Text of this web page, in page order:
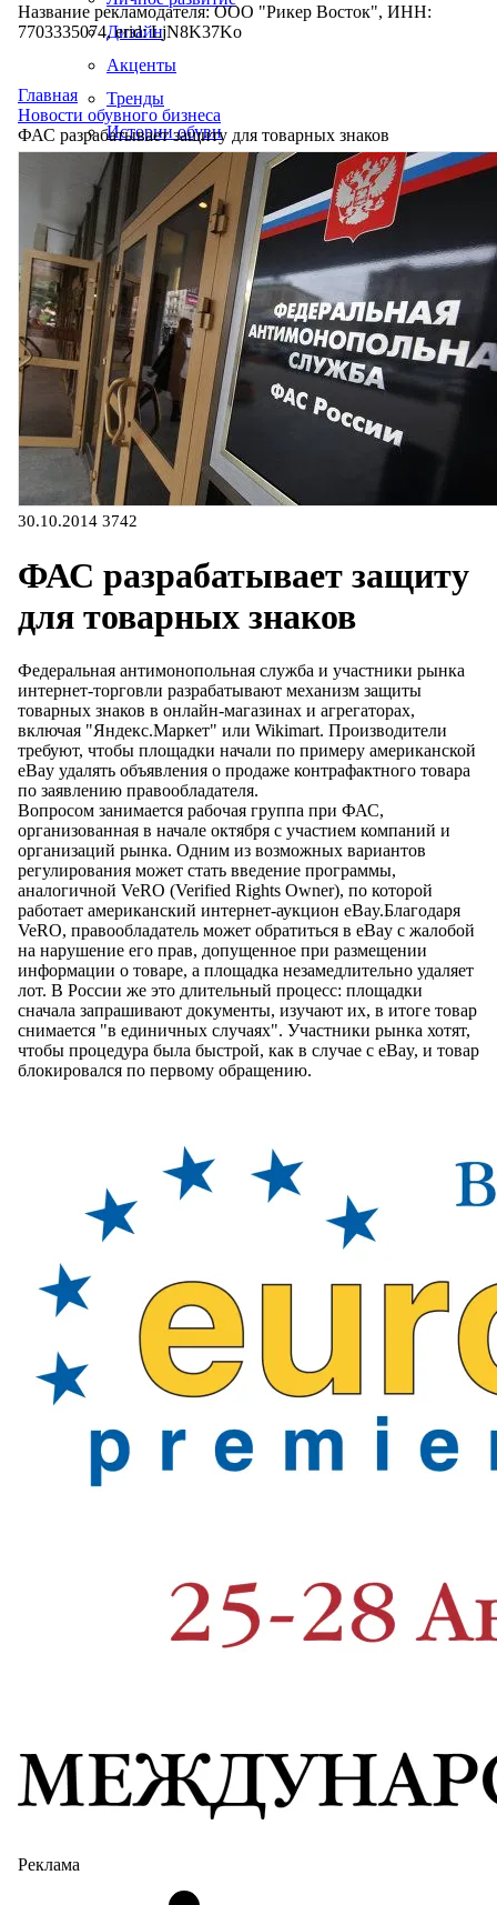
Дизайн
Акценты
Тренды
Истории обуви
Производство
Название рекламодателя: ООО "Рикер Восток", ИНН:
7703335074, erid: LjN8K37Ko
Главная
Новости обувного бизнеса
ФАС разрабатывает защиту для товарных знаков
30.10.2014 3742
ФАС разрабатывает защиту
для товарных знаков
Федеральная антимонопольная служба и участники рынка
интернет-торговли разрабатывают механизм защиты
товарных знаков в онлайн-магазинах и агрегаторах,
включая "Яндекс.Маркет" или Wikimart. Производители
требуют, чтобы площадки начали по примеру американской
eBay удалять объявления о продаже контрафактного товара
по заявлению правообладателя.
Вопросом занимается рабочая группа при ФАС,
организованная в начале октября с участием компаний и
организаций рынка. Одним из возможных вариантов
регулирования может стать введение программы,
аналогичной VeRO (Verified Rights Owner), по которой
работает американский интернет-аукцион eBay.Благодаря
VeRO, правообладатель может обратиться в eBay с жалобой
на нарушение его прав, допущенное при размещении
информации о товаре, а площадка незамедлительно удаляет
лот. В России же это длительный процесс: площадки
сначала запрашивают документы, изучают их, в итоге товар
снимается "в единичных случаях". Участники рынка хотят,
чтобы процедура была быстрой, как в случае с eBay, и товар
блокировался по первому обращению.
Реклама